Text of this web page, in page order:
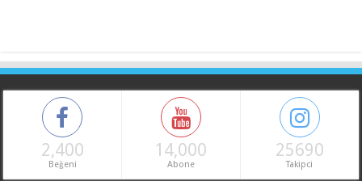
2,400
Beğeni
14,000
Abone
25690
Takipci